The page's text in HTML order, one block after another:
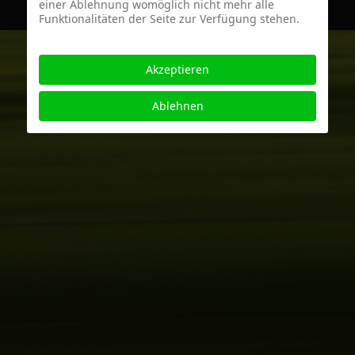
einer Ablehnung womöglich nicht mehr alle
Funktionalitäten der Seite zur Verfügung stehen.
Akzeptieren
Ablehnen